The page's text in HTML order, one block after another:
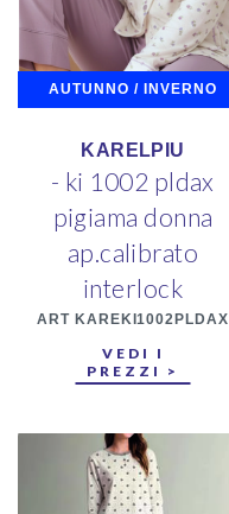
AUTUNNO / INVERNO
KARELPIU
- ki 1002 pldax
pigiama donna
ap.calibrato
interlock
ART KAREKI1002PLDAX
VEDI I
PREZZI >